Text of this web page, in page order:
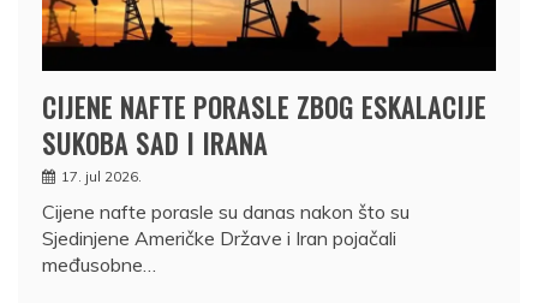
CIJENE NAFTE PORASLE ZBOG ESKALACIJE
SUKOBA SAD I IRANA
17. jul 2026.
Cijene nafte porasle su danas nakon što su
Sjedinjene Američke Države i Iran pojačali
međusobne…